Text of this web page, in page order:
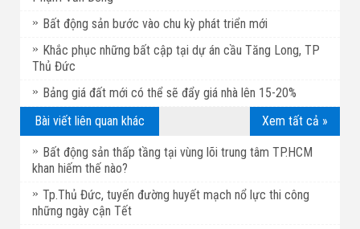
Bất động sản bước vào chu kỳ phát triển mới
Khắc phục những bất cập tại dự án cầu Tăng Long, TP
Thủ Đức
Bảng giá đất mới có thể sẽ đẩy giá nhà lên 15-20%
Xem tất cả »
Bài viết liên quan khác
Bất động sản thấp tầng tại vùng lõi trung tâm TP.HCM
khan hiếm thế nào?
Tp.Thủ Đức, tuyến đường huyết mạch nổ lực thi công
những ngày cận Tết